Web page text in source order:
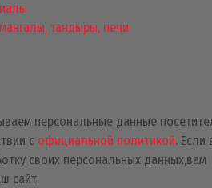
тандыры, печи
персональные данные
с официальной политикой. Если
своих персональных данных,вам
сайт.